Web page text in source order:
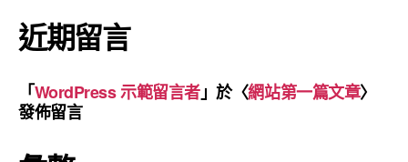
近期留言
「WordPress 示範留言者」於〈網站第一篇文章〉
發佈留言